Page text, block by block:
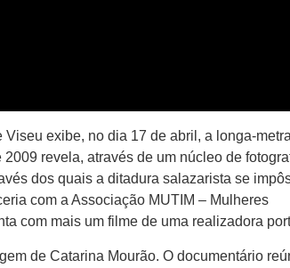
exibe, no dia 17 de abril, a longa-
revela, através de um núcleo de
dos quais a ditadura salazarista se
com a Associação MUTIM – Mulheres
com mais um filme de uma realizadora
de Catarina Mourão. O documentário